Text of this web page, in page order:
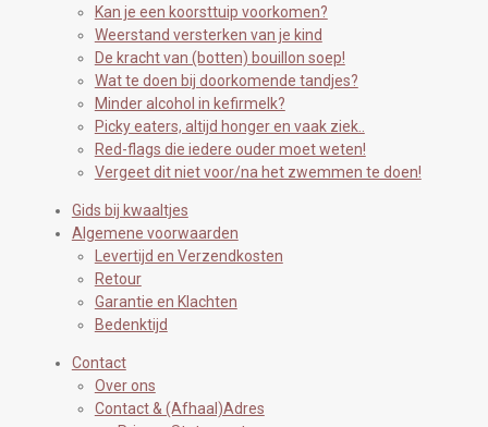
Kan je een koorsttuip voorkomen?
Weerstand versterken van je kind
De kracht van (botten) bouillon soep!
Wat te doen bij doorkomende tandjes?
Minder alcohol in kefirmelk?
Picky eaters, altijd honger en vaak ziek..
Red-flags die iedere ouder moet weten!
Vergeet dit niet voor/na het zwemmen te doen!
Gids bij kwaaltjes
Algemene voorwaarden
Levertijd en Verzendkosten
Retour
Garantie en Klachten
Bedenktijd
Contact
Over ons
Contact & (Afhaal)Adres